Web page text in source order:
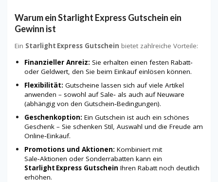
Warum ein Starlight Express Gutschein ein
Gewinn ist
Ein Starlight Express Gutschein bietet zahlreiche Vorteile:
Finanzieller Anreiz: Sie erhalten einen festen Rabatt‑
oder Geldwert, den Sie beim Einkauf einlösen können.
Flexibilität: Gutscheine lassen sich auf viele Artikel
anwenden – sowohl auf Sale‑ als auch auf Neuware
(abhängig von den Gutschein‑Bedingungen).
Geschenkoption: Ein Gutschein ist auch ein schönes
Geschenk – Sie schenken Stil, Auswahl und die Freude am
Online‑Einkauf.
Promotions und Aktionen: Kombiniert mit
Sale‑Aktionen oder Sonderrabatten kann ein
Starlight Express Gutschein Ihren Rabatt noch deutlich
erhöhen.